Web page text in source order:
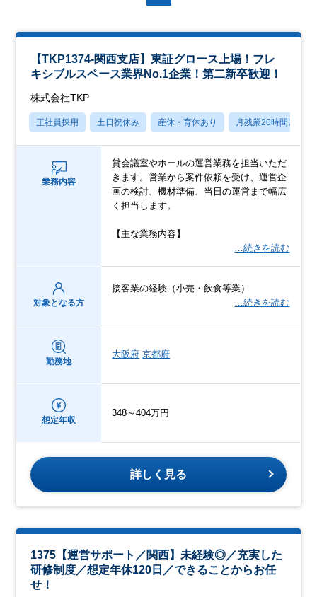
【TKP1374-関西支店】東証グロース上場！フレ
キシブルスペース業界No.1企業！第二新卒歓迎！
株式会社TKP
正社員採用 土日祝休み 産休・育休あり 月残業20時間以内
業務内容
貸会議室やホールの運営業務を担当いただ
きます。営業から案件依頼を受け、運営企
画の検討、機材準備、当日の運営まで幅広
く担当します。
【主な業務内容】
…続きを読む
対象となる方
接客業の経験（小売・飲食等業）
…続きを読む
勤務地
大阪府 京都府
想定年収
348～404万円
詳しく見る
1375【運営サポート／関西】未経験◎／充実した
研修制度／想定年休120日／できることからお任
せ！